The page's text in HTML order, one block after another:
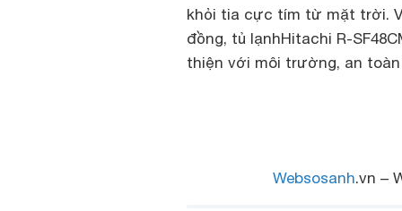
khỏi tia cực tím từ mặt trời.
đồng, tủ lạnhHitachi R-
thiện với môi trường, an
Websosanh.vn –